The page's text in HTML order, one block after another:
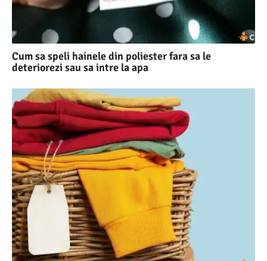
Cum sa speli hainele din poliester fara sa le
deteriorezi sau sa intre la apa